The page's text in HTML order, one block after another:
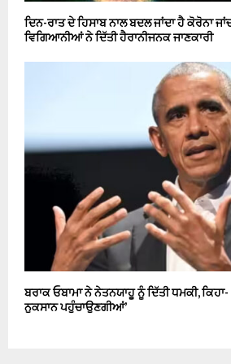
ਦਿਨ-ਰਾਤ ਦੇ ਹਿਸਾਬ ਨਾਲ ਬਦਲ ਜਾਂਦਾ ਹੈ ਕੋਰੋਨਾ
ਵਿਗਿਆਨੀਆਂ ਨੇ ਦਿੱਤੀ ਹੈਰਾਨੀਜਨਕ ਜਾਣਕਾਰੀ
ਬਰਾਕ ਓਬਾਮਾ ਨੇ ਨੇਤਨਯਾਹੂ ਨੂੰ ਦਿੱਤੀ ਧਮਕੀ,
ਨੁਕਸਾਨ ਪਹੁੰਚਾਉਣਗੀਆਂ’